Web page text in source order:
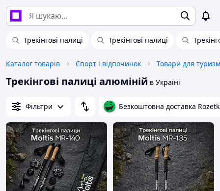
Трекінгові палиці Трекінгові палиці
Каталог товарів Спорт і відпочинок Товари для
Трекінгові палиці алюміній в Україні
Фільтри Безкоштовна доставка